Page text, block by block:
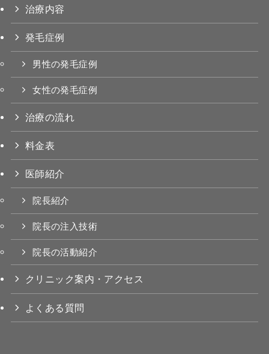
治療内容
発毛症例
男性の発毛症例
女性の発毛症例
治療の流れ
料金表
医師紹介
院長紹介
院長の注入技術
院長の活動紹介
クリニック案内・アクセス
よくある質問